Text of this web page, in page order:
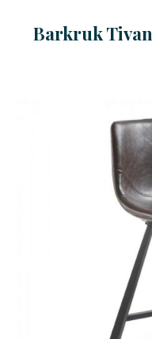
Barkruk Tivan